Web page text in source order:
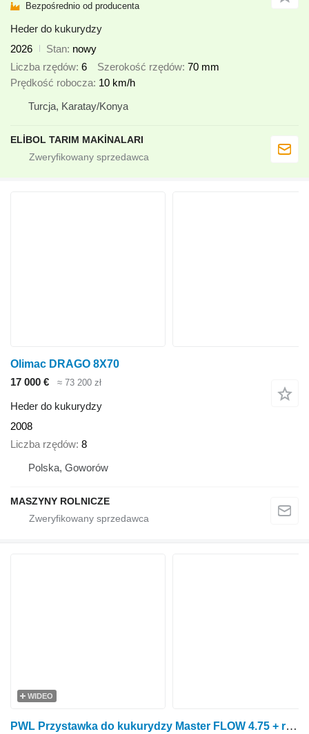
Bezpośrednio od producenta
Heder do kukurydzy
2026
Stan nowy
Liczba rzędów 6 Szerokość rzędów 70 mm
Prędkość robocza 10 km/h
Turcja, Karatay/Konya
ELİBOL TARIM MAKİNALARI
Olimac DRAGO 8X70
17 000 €
≈ 73 200 zł
Heder do kukurydzy
2008
Liczba rzędów 8
Polska, Goworów
MASZYNY ROLNICZE
WIDEO
PWL Przystawka do kukurydzy Master FLOW 4.75 + roto-cut